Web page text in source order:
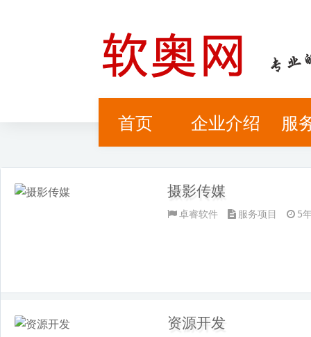
首页 企业介绍 服
开发无忧 企业转型
摄影传媒
卓睿软件 服务项目 5
资源开发